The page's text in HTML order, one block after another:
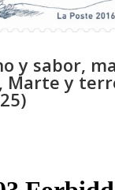
y sabor,
Marte y